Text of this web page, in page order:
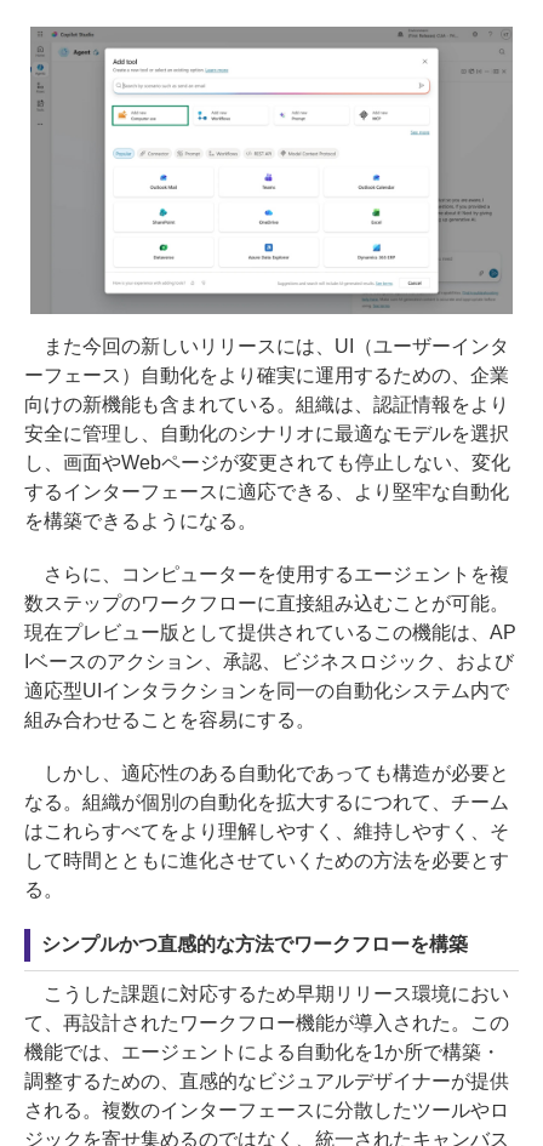
また今回の新しいリリースには、UI（ユーザーインタ
ーフェース）自動化をより確実に運用するための、企業
向けの新機能も含まれている。組織は、認証情報をより
安全に管理し、自動化のシナリオに最適なモデルを選択
し、画面やWebページが変更されても停止しない、変化
するインターフェースに適応できる、より堅牢な自動化
を構築できるようになる。
さらに、コンピューターを使用するエージェントを複
数ステップのワークフローに直接組み込むことが可能。
現在プレビュー版として提供されているこの機能は、AP
Iベースのアクション、承認、ビジネスロジック、および
適応型UIインタラクションを同一の自動化システム内で
組み合わせることを容易にする。
しかし、適応性のある自動化であっても構造が必要と
なる。組織が個別の自動化を拡大するにつれて、チーム
はこれらすべてをより理解しやすく、維持しやすく、そ
して時間とともに進化させていくための方法を必要とす
る。
シンプルかつ直感的な方法でワークフローを構築
こうした課題に対応するため早期リリース環境におい
て、再設計されたワークフロー機能が導入された。この
機能では、エージェントによる自動化を1か所で構築・
調整するための、直感的なビジュアルデザイナーが提供
される。複数のインターフェースに分散したツールやロ
ジックを寄せ集めるのではなく、統一されたキャンバス